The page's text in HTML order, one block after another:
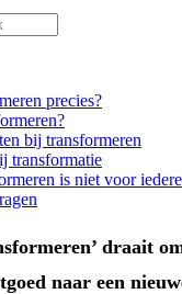
precies?
bij transformeren
transformatie
is niet voor
draait
naar een